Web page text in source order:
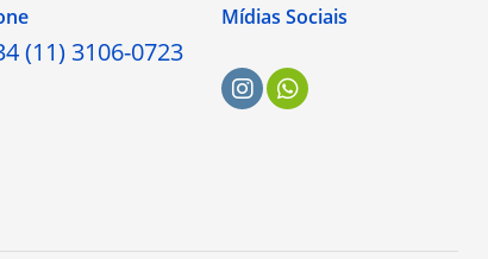
(11) 3106-0723
Mídias Sociais